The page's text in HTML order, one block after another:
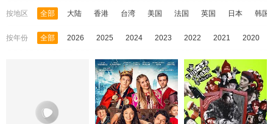
按地区 全部 大陆 香港 台湾 美国 法国 英国 日本 韩国
按年份 全部 2026 2025 2024 2023 2022 2021 2020